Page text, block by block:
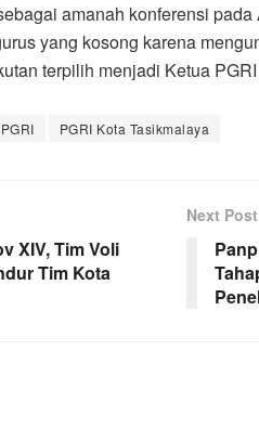
amanah konferensi
yang kosong karena
terpilih menjadi Ketua
PGRI PGRI Kota Tasikmalaya
XIV, Tim Voli
Tim Kota
Next Post